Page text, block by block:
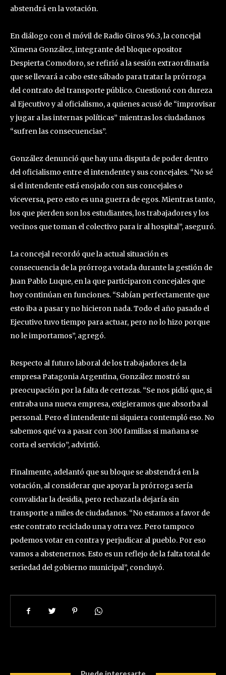
abstendrá en la votación.
En diálogo con el móvil de Radio Giros 96.3, la concejal
Ximena González, integrante del bloque opositor
Despierta Comodoro, se refirió a la sesión extraordinaria
que se llevará a cabo este sábado para tratar la prórroga
del contrato del transporte público. Cuestionó con dureza
al Ejecutivo y al oficialismo, a quienes acusó de “improvisar
y jugar a las internas políticas” mientras los ciudadanos
“sufren las consecuencias”.
González denunció que hay una disputa de poder dentro
del oficialismo entre el intendente y sus concejales. “No sé
si el intendente está enojado con sus concejales o
viceversa, pero esto es una guerra de egos. Mientras tanto,
los que pierden son los estudiantes, los trabajadores y los
vecinos que toman el colectivo para ir al hospital”, aseguró.
La concejal recordó que la actual situación es
consecuencia de la prórroga votada durante la gestión de
Juan Pablo Luque, en la que participaron concejales que
hoy continúan en funciones. “Sabían perfectamente que
esto iba a pasar y no hicieron nada. Todo el año pasado el
Ejecutivo tuvo tiempo para actuar, pero no lo hizo porque
no le importamos”, agregó.
Respecto al futuro laboral de los trabajadores de la
empresa Patagonia Argentina, González mostró su
preocupación por la falta de certezas. “Se nos pidió que, si
entraba una nueva empresa, exigieramos que absorba al
personal. Pero el intendente ni siquiera contempló eso. No
sabemos qué va a pasar con 300 familias si mañana se
corta el servicio”, advirtió.
Finalmente, adelantó que su bloque se abstendrá en la
votación, al considerar que apoyar la prórroga sería
convalidar la desidia, pero rechazarla dejaría sin
transporte a miles de ciudadanos. “No estamos a favor de
este contrato reciclado una y otra vez. Pero tampoco
podemos votar en contra y perjudicar al pueblo. Por eso
vamos a abstenernos. Esto es un reflejo de la falta total de
seriedad del gobierno municipal”, concluyó.